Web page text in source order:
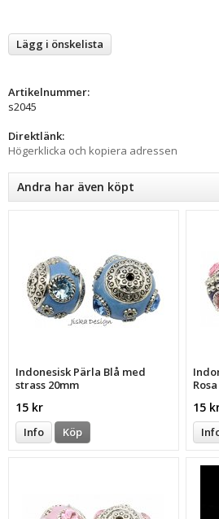
Lägg i önskelista
Artikelnummer:
s2045
Direktlänk:
Högerklicka och kopiera adressen
Andra har även köpt
Indonesisk Pärla Blå med
strass 20mm
15 kr
Info Köp
15